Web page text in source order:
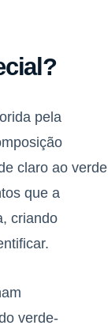
pela
claro ao verde
que a
criando
verde-